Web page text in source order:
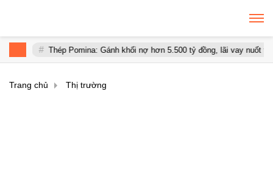
Thép Pomina: Gánh khối nợ hơn 5.500 tỷ đồng, lãi vay nuốt
Trang chủ Thị trường